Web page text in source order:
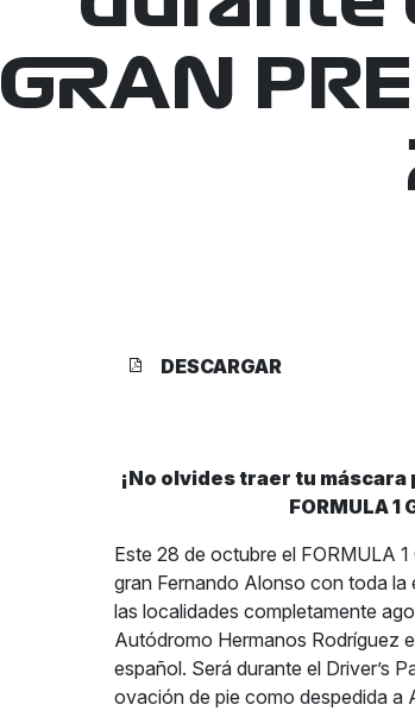
GRAN
DESCARGAR
¡No olvides traer tu
FORMULA 1
Este 28 de octubre el FORMULA
gran Fernando Alonso con toda
las localidades completamente
Autódromo Hermanos Rodríguez
español. Será durante el Driver’s
ovación de pie como despedida a